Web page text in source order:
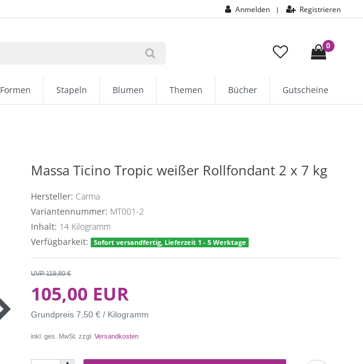
Anmelden | Registrieren
0
Formen Stapeln Blumen Themen Bücher Gutscheine
Massa Ticino Tropic weißer Rollfondant 2 x 7 kg
Hersteller: Carma
Variantennummer: MT001-2
Inhalt: 14 Kilogramm
Verfügbarkeit:
Sofort versandfertig, Lieferzeit 1 - 5 Werktage
UVP 119,80 €
105,00 EUR
Grundpreis7,50 € / Kilogramm
inkl. ges. MwSt. zzgl.Versandkosten